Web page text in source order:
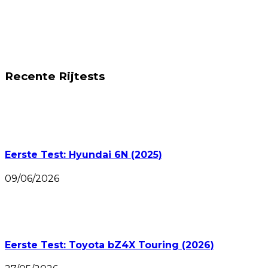
Recente Rijtests
Eerste Test: Hyundai 6N (2025)
09/06/2026
Eerste Test: Toyota bZ4X Touring (2026)